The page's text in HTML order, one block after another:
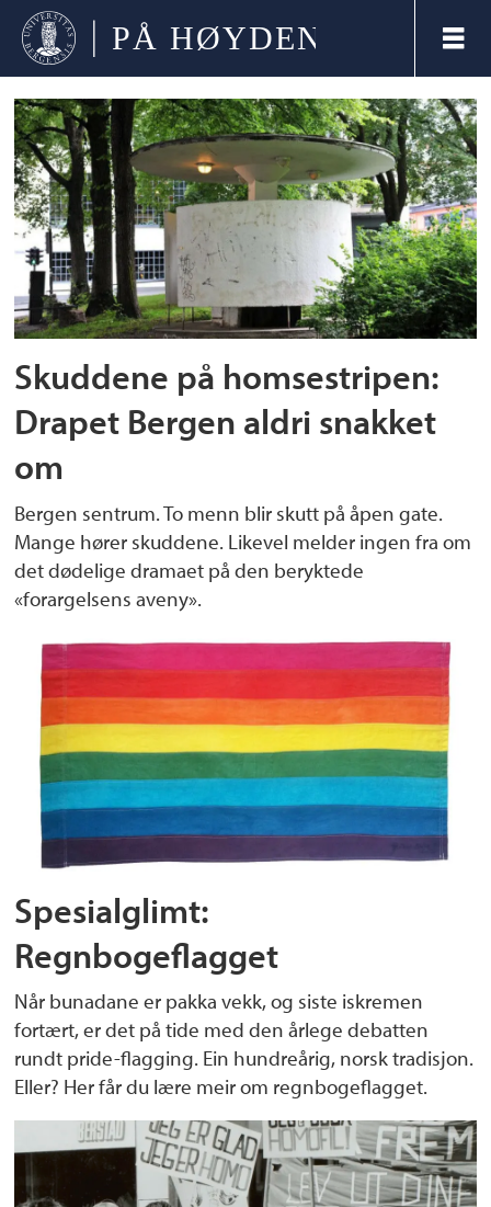
Tag:
regnbuedagene
Skuddene på homsestripen:
Drapet Bergen aldri snakket
om
Bergen sentrum. To menn blir skutt på åpen gate.
Mange hører skuddene. Likevel melder ingen fra om
det dødelige dramaet på den beryktede
«forargelsens aveny».
Spesialglimt:
Regnbogeflagget
Når bunadane er pakka vekk, og siste iskremen
fortært, er det på tide med den årlege debatten
rundt pride-flagging. Ein hundreårig, norsk tradisjon.
Eller? Her får du lære meir om regnbogeflagget.